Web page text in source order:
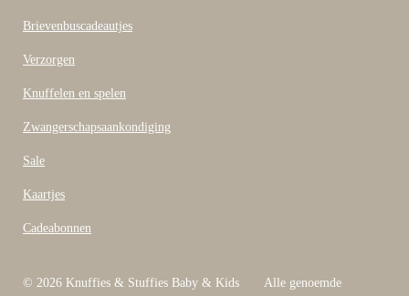
Brievenbuscadeautjes
Verzorgen
Knuffelen en spelen
Zwangerschapsaankondiging
Sale
Kaartjes
Cadeabonnen
© 2026 Knuffies & Stuffies Baby & Kids Alle genoemde